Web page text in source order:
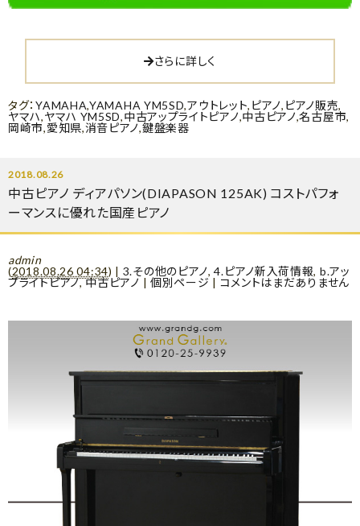
さらに詳しく
タグ：YAMAHA,YAMAHA YM5SD,アウトレット, ピアノ, ピアノ販売,
ヤマハ,ヤマハ YM5SD,中古アップライトピアノ,中古ピアノ,名古屋市,
岡崎市,愛知県,消音ピアノ,鍵盤楽器
2018.08.26
中古ピアノ ディアパソン(DIAPASON 125AK) コストパフォ
ーマンスに優れた国産ピアノ
admin
(2018.08.26 04:34) | 3.その他のピアノ,4.ピアノ新入荷情報, b.アッ
プライトピアノ,中古ピアノ | 個別ページ | コメントはまだありません